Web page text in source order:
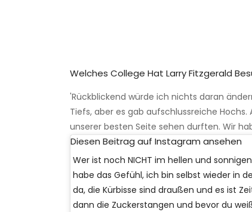
Welches College Hat Larry Fitzgerald
'Rückblickend würde ich nichts daran
Tiefs, aber es gab aufschlussreiche
unserer besten Seite sehen durften. Wir
Diesen Beitrag auf Instagram ansehen
Wer ist noch NICHT im hellen und
habe das Gefühl, ich bin selbst wieder in
da, die Kürbisse sind draußen und es ist
dann die Zuckerstangen und bevor du